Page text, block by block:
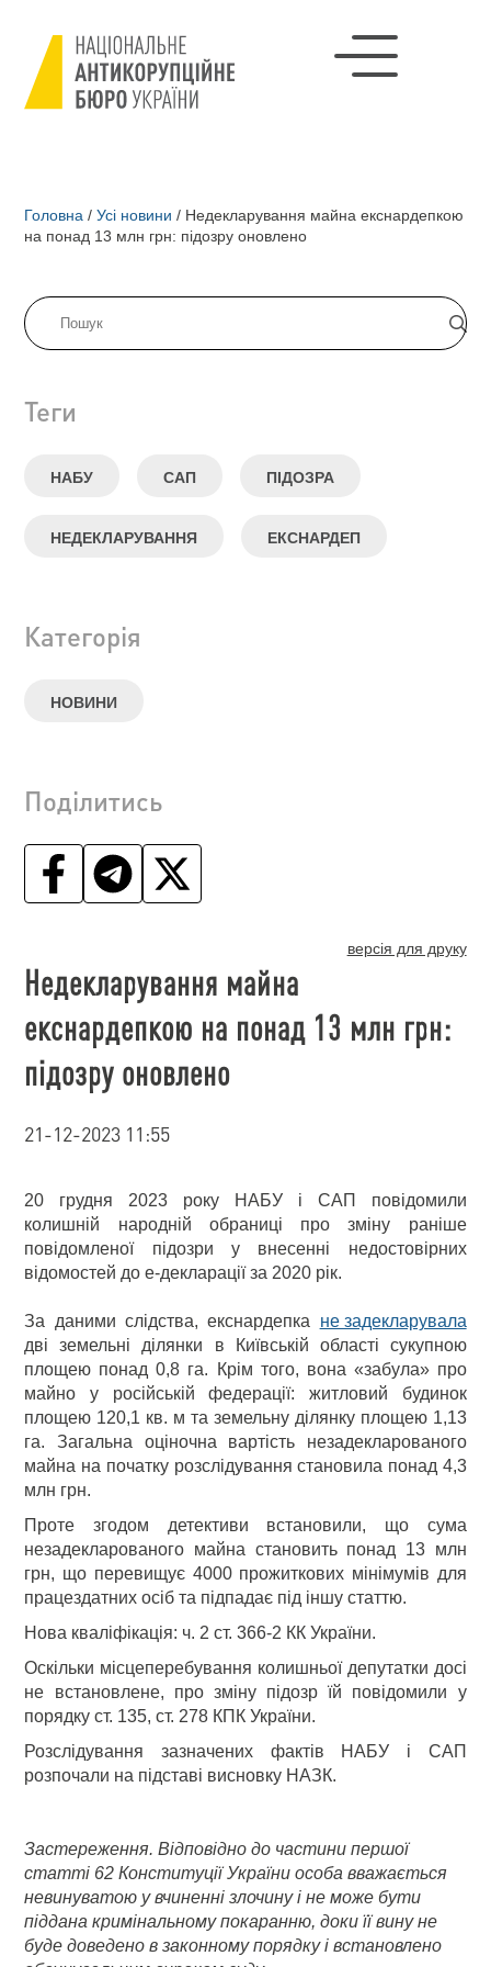
Головна / Усі новини / Недекларування майна екснардепкою
на понад 13 млн грн: підозру оновлено
Теги
НАБУ САП ПІДОЗРА
НЕДЕКЛАРУВАННЯ ЕКСНАРДЕП
Категорія
НОВИНИ
Поділитись
версія для друку
Недекларування майна
екснардепкою на понад 13 млн грн:
підозру оновлено
21-12-2023 11:55
20 грудня 2023 року НАБУ і САП повідомили
колишній народній обраниці про зміну раніше
повідомленої підозри у внесенні недостовірних
відомостей до е-декларації за 2020 рік.
За даними слідства, екснардепка не задекларувала
дві земельні ділянки в Київській області сукупною
площею понад 0,8 га. Крім того, вона «забула» про
майно у російській федерації: житловий будинок
площею 120,1 кв. м та земельну ділянку площею 1,13
га. Загальна оціночна вартість незадекларованого
майна на початку розслідування становила понад 4,3
млн грн.
Проте згодом детективи встановили, що сума
незадекларованого майна становить понад 13 млн
грн, що перевищує 4000 прожиткових мінімумів для
працездатних осіб та підпадає під іншу статтю.
Нова кваліфікація: ч. 2 ст. 366-2 КК України.
Оскільки місцеперебування колишньої депутатки досі
не встановлене, про зміну підозр їй повідомили у
порядку ст. 135, ст. 278 КПК України.
Розслідування зазначених фактів НАБУ і САП
розпочали на підставі висновку НАЗК.
Застереження. Відповідно до частини першої
статті 62 Конституції України особа вважається
невинуватою у вчиненні злочину і не може бути
піддана кримінальному покаранню, доки її вину не
буде доведено в законному порядку і встановлено